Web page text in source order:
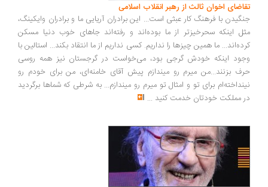
اخوان ثالث از رهبر انقلاب اسلامی
با فرهنگ کار عبثی است... این برادران آریایی ما و برادران وایکینگ،
اینکه سحرخیزتر از ما بوده‌اند و رفته‌اند جاهای خوب دنیا مسکن
ما همین چیزها را نداریم. کسی نداریم از ما انتقاد بکند... استالین با
اینکه خودش گرجی بود، می‌خواست در گرجستان نیز همه روسی
بزنند...من میرم رو میندازم پیش آقای خامنه‌ای، من برای خودم رو
برای تو و امثال تو میرم رو میندازم... به شرطی که شماها برگردید
مملکت خودتان خدمت کنید...